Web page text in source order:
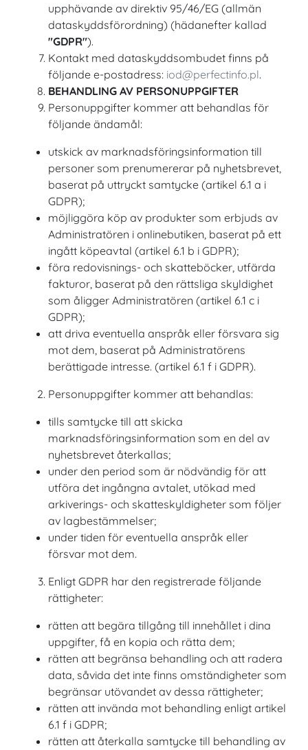
upphävande av direktiv 95/46/EG (allmän
dataskyddsförordning) (hädanefter kallad
"GDPR").
Kontakt med dataskyddsombudet finns på
följande e-postadress: iod@perfectinfo.pl.
BEHANDLING AV PERSONUPPGIFTER
Personuppgifter kommer att behandlas för
följande ändamål:
utskick av marknadsföringsinformation till
personer som prenumererar på nyhetsbrevet,
baserat på uttryckt samtycke (artikel 6.1 a i
GDPR);
möjliggöra köp av produkter som erbjuds av
Administratören i onlinebutiken, baserat på ett
ingått köpeavtal (artikel 6.1 b i GDPR);
föra redovisnings- och skatteböcker, utfärda
fakturor, baserat på den rättsliga skyldighet
som åligger Administratören (artikel 6.1 c i
GDPR);
att driva eventuella anspråk eller försvara sig
mot dem, baserat på Administratörens
berättigade intresse. (artikel 6.1 f i GDPR).
Personuppgifter kommer att behandlas:
tills samtycke till att skicka
marknadsföringsinformation som en del av
nyhetsbrevet återkallas;
under den period som är nödvändig för att
utföra det ingångna avtalet, utökad med
arkiverings- och skatteskyldigheter som följer
av lagbestämmelser;
under tiden för eventuella anspråk eller
försvar mot dem.
Enligt GDPR har den registrerade följande
rättigheter:
rätten att begära tillgång till innehållet i dina
uppgifter, få en kopia och rätta dem;
rätten att begränsa behandling och att radera
data, såvida det inte finns omständigheter som
begränsar utövandet av dessa rättigheter;
rätten att invända mot behandling enligt artikel
6.1 f i GDPR;
rätten att återkalla samtycke till behandling av